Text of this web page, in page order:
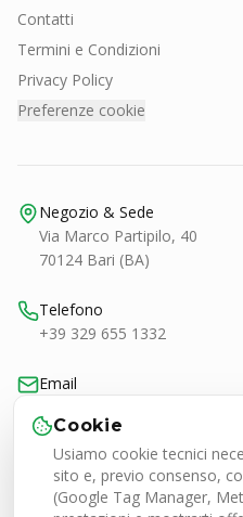
Contatti
Termini e Condizioni
Privacy Policy
Preferenze cookie
Negozio & Sede
Via Marco Partipilo, 40
70124 Bari (BA)
Telefono
+39 329 655 1332
Email
Orari
Lun-Ven 9:00-20:30
Sab 9:00-13:00 / 16:30-20:30
Cookie
Usiamo cookie tecnici
sito e, previo consenso,
(Google Tag Manager,